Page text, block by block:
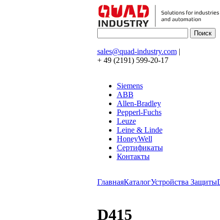
sales@quad-industry.com|
+ 49 (2191) 599-20-17
Siemens
ABB
Allen-Bradley
Pepperl-Fuchs
Leuze
Leine & Linde
HoneyWell
Сертификаты
Контакты
ГлавнаяКаталогУстройства Защиты
D415